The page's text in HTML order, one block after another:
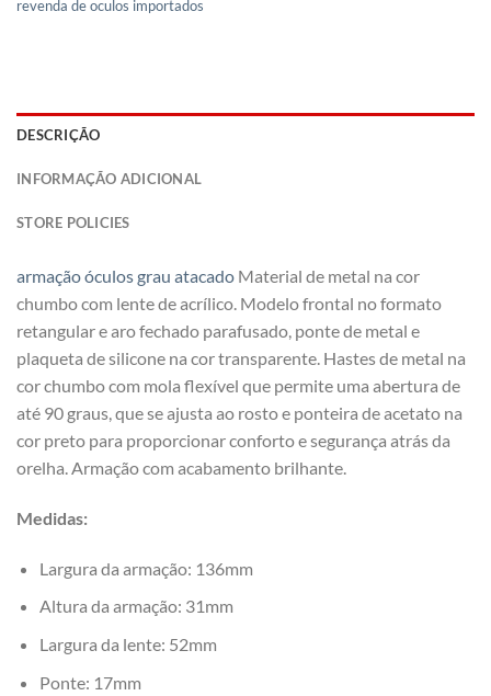
revenda de oculos importados
DESCRIÇÃO
INFORMAÇÃO ADICIONAL
STORE POLICIES
armação óculos grau atacado Material de metal na cor
chumbo com lente de acrílico. Modelo frontal no formato
retangular e aro fechado parafusado, ponte de metal e
plaqueta de silicone na cor transparente. Hastes de metal na
cor chumbo com mola flexível que permite uma abertura de
até 90 graus, que se ajusta ao rosto e ponteira de acetato na
cor preto para proporcionar conforto e segurança atrás da
orelha. Armação com acabamento brilhante.
Medidas:
Largura da armação: 136mm
Altura da armação: 31mm
Largura da lente: 52mm
Ponte: 17mm